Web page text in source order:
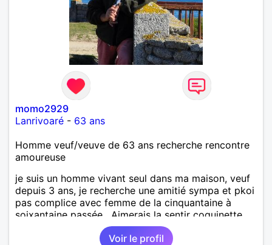
momo2929
Lanrivoaré - 63 ans
Homme veuf/veuve de 63 ans recherche rencontre
amoureuse
je suis un homme vivant seul dans ma maison, veuf
depuis 3 ans, je recherche une amitié sympa et pkoi
pas complice avec femme de la cinquantaine à
soixantaine passée . Aimerais la sentir coquinette,
pour se faire des bisous et qui sait se découvrir
Voir le profil